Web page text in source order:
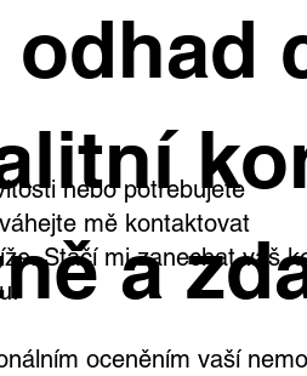
a
nebo potřebujete
mě kontaktovat
Stačí mi zanechat váš
oceněním vaší